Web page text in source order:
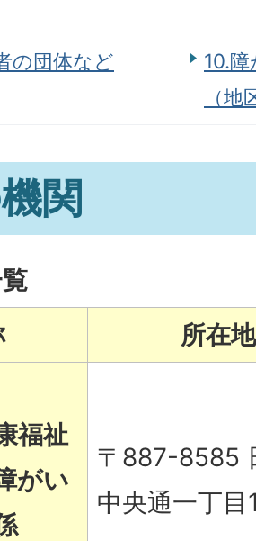
の団体など
10.
（
関
所在地
福祉
がい
〒887-8585
中央通一丁目